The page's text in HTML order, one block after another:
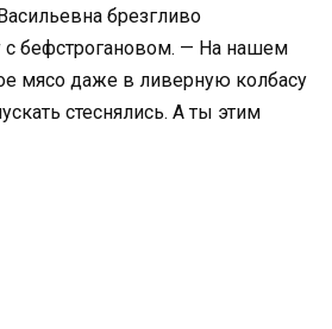
брезгливо
с бефстрогановом. — На нашем
мясо даже в ливерную колбасу
стеснялись. А ты этим